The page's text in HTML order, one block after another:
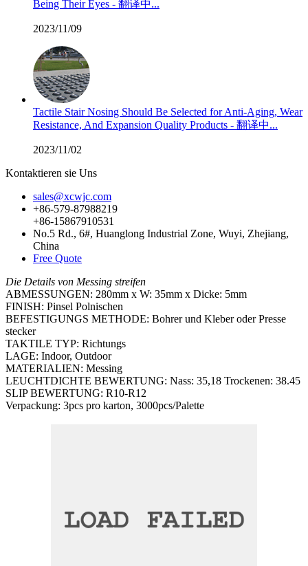
Being Their Eyes - 翻译中...
2023/11/09
Tactile Stair Nosing Should Be Selected for Anti-Aging, Wear
Resistance, And Expansion Quality Products - 翻译中...
2023/11/02
Kontaktieren sie Uns
sales@xcwjc.com
+86-579-87988219
+86-15867910531
No.5 Rd., 6#, Huanglong Industrial Zone, Wuyi, Zhejiang,
China
Free Quote
Die Details von Messing streifen
ABMESSUNGEN: 280mm x W: 35mm x Dicke: 5mm
FINISH: Pinsel Polnischen
BEFESTIGUNGS METHODE: Bohrer und Kleber oder Presse
stecker
TAKTILE TYP: Richtungs
LAGE: Indoor, Outdoor
MATERIALIEN: Messing
LEUCHTDICHTE BEWERTUNG: Nass: 35,18 Trockenen: 38.45
SLIP BEWERTUNG: R10-R12
Verpackung: 3pcs pro karton, 3000pcs/Palette